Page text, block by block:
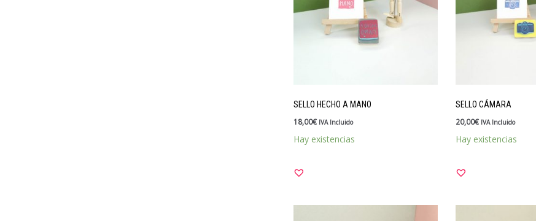
SELLO HECHO A MANO
18,00€ IVA Incluido
Hay existencias
SELLO CÁMARA
20,00€ IVA Incluido
Hay existencias